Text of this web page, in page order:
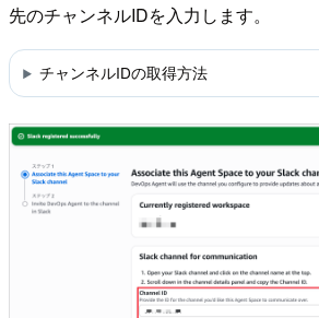
先のチャンネルIDを入力します。
チャンネルIDの取得方法